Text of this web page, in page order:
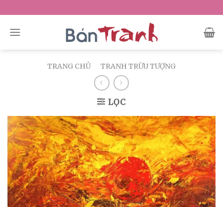
to
content
TRANG CHỦ TRANH TRỪU TƯỢNG
LỌC